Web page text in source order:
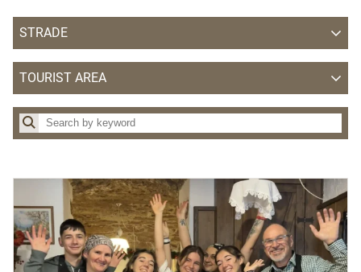
STRADE
Wine Route
Apple Route
TOURIST AREA
APT Alpe Cimbra - Folgaria Lavarone Luserna Vigolana
APT delle Valli di Sole Peio e Rabbi
APT Dolomiti Paganella
APT Garda Dolomiti
APT Madonna di Campiglio
APT San Martino di Castrozza, Passo Rolle, Primiero e Vanoi